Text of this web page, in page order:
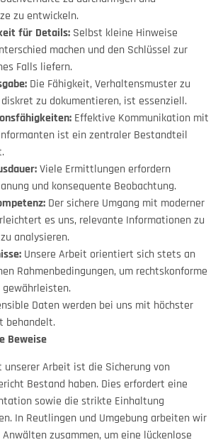
zu entwickeln.
für Details: Selbst kleine Hinweise
machen und den Schlüssel zur
Falls liefern.
Die Fähigkeit, Verhaltensmuster zu
zu dokumentieren, ist essenziell.
Effektive Kommunikation mit
ist ein zentraler Bestandteil
Viele Ermittlungen erfordern
und konsequente Beobachtung.
Der sichere Umgang mit moderner
es uns, relevante Informationen zu
analysieren.
Unsere Arbeit orientiert sich stets an
Rahmenbedingungen, um rechtskonforme
gewährleisten.
Daten werden bei uns mit höchster
behandelt.
Beweise
unserer Arbeit ist die Sicherung von
Bestand haben. Dies erfordert eine
sowie die strikte Einhaltung
In Reutlingen und Umgebung arbeiten wir
zusammen, um eine lückenlose